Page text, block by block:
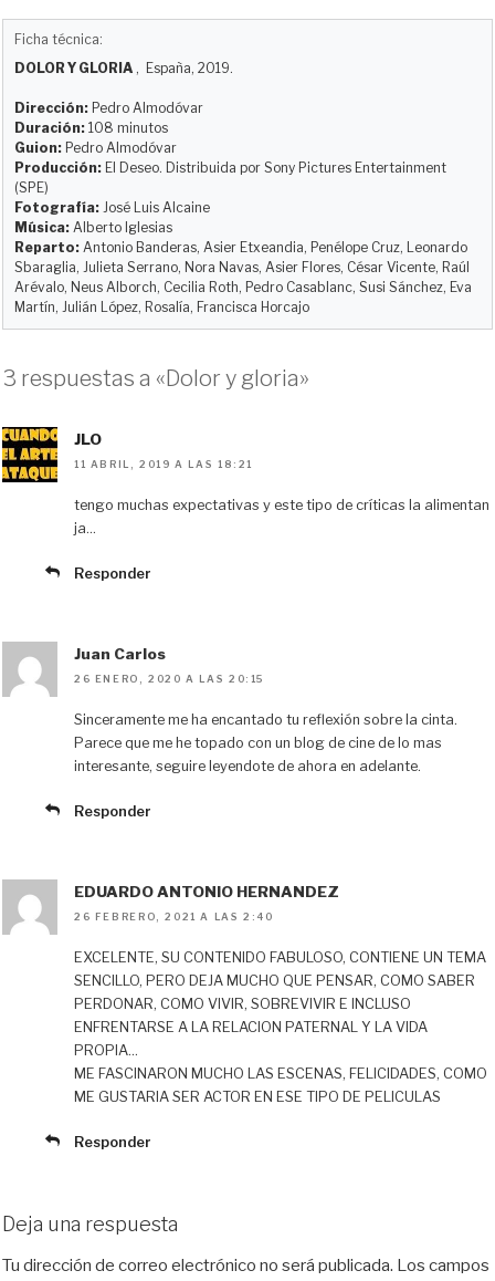
u
s
k
y
o
d
o
n
b
o
o
k
i
t
l
a
r
Ficha técnica:
DOLOR Y GLORIA , España, 2019.
Dirección: Pedro Almodóvar
Duración: 108 minutos
Guion: Pedro Almodóvar
Producción: El Deseo. Distribuida por Sony Pictures Entertainment
(SPE)
Fotografía: José Luis Alcaine
Música: Alberto Iglesias
Reparto: Antonio Banderas, Asier Etxeandia, Penélope Cruz, Leonardo
Sbaraglia, Julieta Serrano, Nora Navas, Asier Flores, César Vicente, Raúl
Arévalo, Neus Alborch, Cecilia Roth, Pedro Casablanc, Susi Sánchez, Eva
Martín, Julián López, Rosalía, Francisca Horcajo
3 respuestas a «Dolor y gloria»
JLO
11 ABRIL, 2019 A LAS 18:21
tengo muchas expectativas y este tipo de críticas la alimentan
ja…
Responder
Juan Carlos
26 ENERO, 2020 A LAS 20:15
Sinceramente me ha encantado tu reflexión sobre la cinta.
Parece que me he topado con un blog de cine de lo mas
interesante, seguire leyendote de ahora en adelante.
Responder
EDUARDO ANTONIO HERNANDEZ
26 FEBRERO, 2021 A LAS 2:40
EXCELENTE, SU CONTENIDO FABULOSO, CONTIENE UN TEMA
SENCILLO, PERO DEJA MUCHO QUE PENSAR, COMO SABER
PERDONAR, COMO VIVIR, SOBREVIVIR E INCLUSO
ENFRENTARSE A LA RELACION PATERNAL Y LA VIDA
PROPIA…
ME FASCINARON MUCHO LAS ESCENAS, FELICIDADES, COMO
ME GUSTARIA SER ACTOR EN ESE TIPO DE PELICULAS
Responder
Deja una respuesta
Tu dirección de correo electrónico no será publicada. Los campos